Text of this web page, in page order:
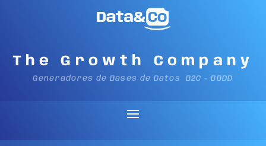
The Growth Company
Generadores de Bases de Datos B2C - BBDD